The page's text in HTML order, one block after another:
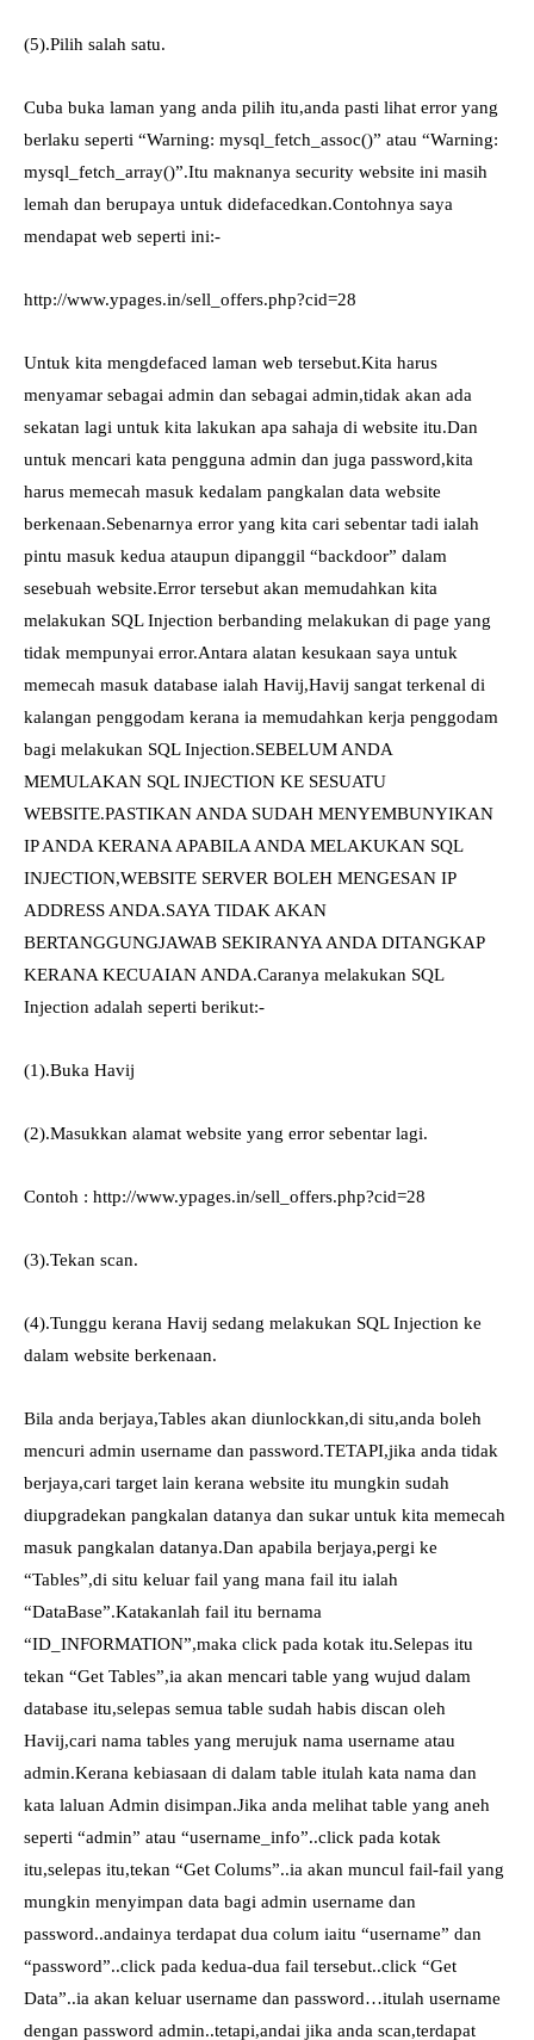
(5).Pilih salah satu.
Cuba buka laman yang anda pilih itu,anda pasti lihat error yang
berlaku seperti “Warning: mysql_fetch_assoc()” atau “Warning:
mysql_fetch_array()”.Itu maknanya security website ini masih
lemah dan berupaya untuk didefacedkan.Contohnya saya
mendapat web seperti ini:-
http://www.ypages.in/sell_offers.php?cid=28
Untuk kita mengdefaced laman web tersebut.Kita harus
menyamar sebagai admin dan sebagai admin,tidak akan ada
sekatan lagi untuk kita lakukan apa sahaja di website itu.Dan
untuk mencari kata pengguna admin dan juga password,kita
harus memecah masuk kedalam pangkalan data website
berkenaan.Sebenarnya error yang kita cari sebentar tadi ialah
pintu masuk kedua ataupun dipanggil “backdoor” dalam
sesebuah website.Error tersebut akan memudahkan kita
melakukan SQL Injection berbanding melakukan di page yang
tidak mempunyai error.Antara alatan kesukaan saya untuk
memecah masuk database ialah Havij,Havij sangat terkenal di
kalangan penggodam kerana ia memudahkan kerja penggodam
bagi melakukan SQL Injection.SEBELUM ANDA
MEMULAKAN SQL INJECTION KE SESUATU
WEBSITE.PASTIKAN ANDA SUDAH MENYEMBUNYIKAN
IP ANDA KERANA APABILA ANDA MELAKUKAN SQL
INJECTION,WEBSITE SERVER BOLEH MENGESAN IP
ADDRESS ANDA.SAYA TIDAK AKAN
BERTANGGUNGJAWAB SEKIRANYA ANDA DITANGKAP
KERANA KECUAIAN ANDA.Caranya melakukan SQL
Injection adalah seperti berikut:-
(1).Buka Havij
(2).Masukkan alamat website yang error sebentar lagi.
Contoh : http://www.ypages.in/sell_offers.php?cid=28
(3).Tekan scan.
(4).Tunggu kerana Havij sedang melakukan SQL Injection ke
dalam website berkenaan.
Bila anda berjaya,Tables akan diunlockkan,di situ,anda boleh
mencuri admin username dan password.TETAPI,jika anda tidak
berjaya,cari target lain kerana website itu mungkin sudah
diupgradekan pangkalan datanya dan sukar untuk kita memecah
masuk pangkalan datanya.Dan apabila berjaya,pergi ke
“Tables”,di situ keluar fail yang mana fail itu ialah
“DataBase”.Katakanlah fail itu bernama
“ID_INFORMATION”,maka click pada kotak itu.Selepas itu
tekan “Get Tables”,ia akan mencari table yang wujud dalam
database itu,selepas semua table sudah habis discan oleh
Havij,cari nama tables yang merujuk nama username atau
admin.Kerana kebiasaan di dalam table itulah kata nama dan
kata laluan Admin disimpan.Jika anda melihat table yang aneh
seperti “admin” atau “username_info”..click pada kotak
itu,selepas itu,tekan “Get Colums”..ia akan muncul fail-fail yang
mungkin menyimpan data bagi admin username dan
password..andainya terdapat dua colum iaitu “username” dan
“password”..click pada kedua-dua fail tersebut..click “Get
Data”..ia akan keluar username dan password…itulah username
dengan password admin..tetapi,andai jika anda scan,terdapat